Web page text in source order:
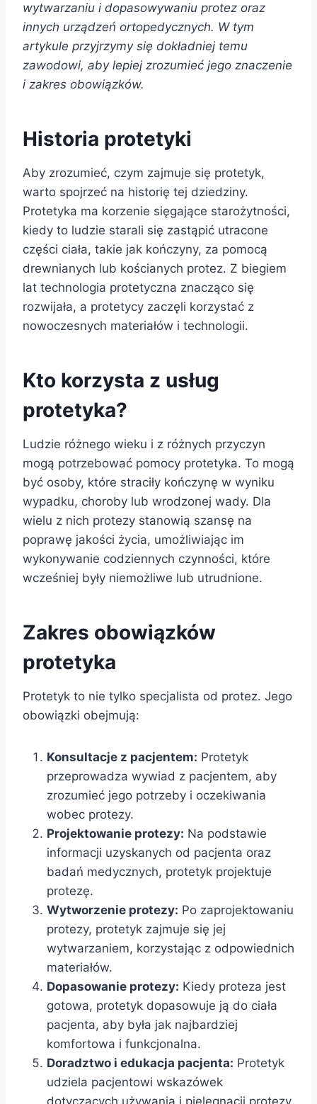
wytwarzaniu i dopasowywaniu protez oraz
innych urządzeń ortopedycznych. W tym
artykule przyjrzymy się dokładniej temu
zawodowi, aby lepiej zrozumieć jego znaczenie
i zakres obowiązków.
Historia protetyki
Aby zrozumieć, czym zajmuje się protetyk,
warto spojrzeć na historię tej dziedziny.
Protetyka ma korzenie sięgające starożytności,
kiedy to ludzie starali się zastąpić utracone
części ciała, takie jak kończyny, za pomocą
drewnianych lub kościanych protez. Z biegiem
lat technologia protetyczna znacząco się
rozwijała, a protetycy zaczęli korzystać z
nowoczesnych materiałów i technologii.
Kto korzysta z usług
protetyka?
Ludzie różnego wieku i z różnych przyczyn
mogą potrzebować pomocy protetyka. To mogą
być osoby, które straciły kończynę w wyniku
wypadku, choroby lub wrodzonej wady. Dla
wielu z nich protezy stanowią szansę na
poprawę jakości życia, umożliwiając im
wykonywanie codziennych czynności, które
wcześniej były niemożliwe lub utrudnione.
Zakres obowiązków
protetyka
Protetyk to nie tylko specjalista od protez. Jego
obowiązki obejmują:
Konsultacje z pacjentem: Protetyk
przeprowadza wywiad z pacjentem, aby
zrozumieć jego potrzeby i oczekiwania
wobec protezy.
Projektowanie protezy: Na podstawie
informacji uzyskanych od pacjenta oraz
badań medycznych, protetyk projektuje
protezę.
Wytworzenie protezy: Po zaprojektowaniu
protezy, protetyk zajmuje się jej
wytwarzaniem, korzystając z odpowiednich
materiałów.
Dopasowanie protezy: Kiedy proteza jest
gotowa, protetyk dopasowuje ją do ciała
pacjenta, aby była jak najbardziej
komfortowa i funkcjonalna.
Doradztwo i edukacja pacjenta: Protetyk
udziela pacjentowi wskazówek